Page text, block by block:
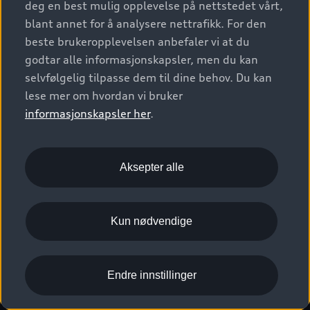
S/RS
Konseptbiler og prototyper
Prislister
Leasing
Bilgarantier
Audi Forsikring
Verkstedtjenester
Functions on demand
Kom i gang med myAudi
Kundeservice
Nyhetsbrev
Presse
Karriere
Bli sertifisert merkeverksted
Autoretur
Åpenhetsloven
© 2026 AUDI NORGE. All Rights Reserved.
Imprint Ansvarserklæring
Personvern
Informasjonskapsler (cookies)
Juridisk informasjon AUDI AG
deg en best mulig opplevelse på nettstedet vårt,
blant annet for å analysere nettrafikk. For den
beste brukeropplevelsen anbefaler vi at du
godtar alle informasjonskapsler, men du kan
selvfølgelig tilpasse dem til dine behov. Du kan
lese mer om hvordan vi bruker
informasjonskapsler her.
Aksepter alle
Kun nødvendige
Endre innstillinger